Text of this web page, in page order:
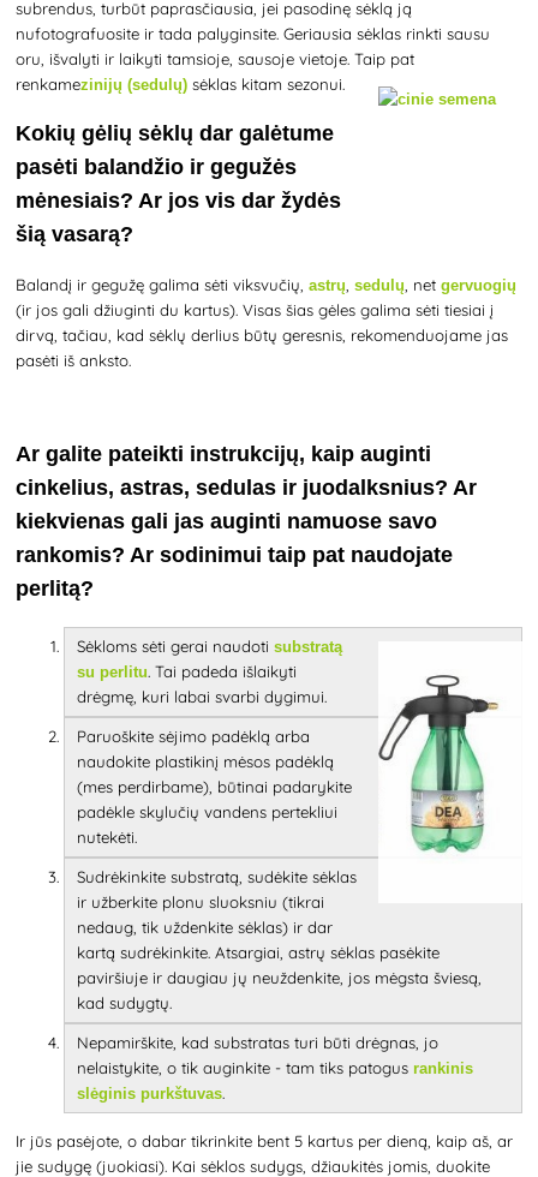
subrendus, turbūt paprasčiausia, jei pasodinę sėklą ją
nufotografuosite ir tada palyginsite. Geriausia sėklas rinkti sausu
oru, išvalyti ir laikyti tamsioje, sausoje vietoje.Taip pat
renkamezinijų (sedulų) sėklas kitam sezonui.
Kokių gėlių sėklų dar galėtume
pasėti balandžio ir gegužės
mėnesiais? Ar jos vis dar žydės
šią vasarą?
Balandį ir gegužę galima sėti viksvučių,astrų ,sedulų , netgervuogių
(ir jos gali džiuginti du kartus). Visas šias gėles galima sėti tiesiai į
dirvą, tačiau, kad sėklų derlius būtų geresnis, rekomenduojame jas
pasėti iš anksto.
Ar galite pateikti instrukcijų, kaip auginti
cinkelius, astras, sedulas ir juodalksnius? Ar
kiekvienas gali jas auginti namuose savo
rankomis? Ar sodinimui taip pat naudojate
perlitą?
Sėkloms sėti gerai naudotisubstratą
su perlitu. Tai padeda išlaikyti
drėgmę, kuri labai svarbi dygimui.
Paruoškite sėjimo padėklą arba
naudokite plastikinį mėsos padėklą
(mes perdirbame), būtinai padarykite
padėkle skylučių vandens pertekliui
nutekėti.
Sudrėkinkite substratą, sudėkite sėklas
ir užberkite plonu sluoksniu (tikrai
nedaug, tik uždenkite sėklas) ir dar
kartą sudrėkinkite. Atsargiai, astrų sėklas pasėkite
paviršiuje ir daugiau jų neuždenkite, jos mėgsta šviesą,
kad sudygtų.
Nepamirškite, kad substratas turi būti drėgnas, jo
nelaistykite, o tik auginkite - tam tiks patogusrankinis
slėginis purkštuvas.
Ir jūs pasėjote, o dabar tikrinkite bent 5 kartus per dieną, kaip aš, ar
jie sudygę (juokiasi). Kai sėklos sudygs, džiaukitės jomis, duokite